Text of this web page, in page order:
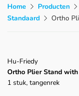
Home Producten
Standaard
Ortho
Hu-Friedy
Ortho Plier Stand
1 stuk, tangenrek